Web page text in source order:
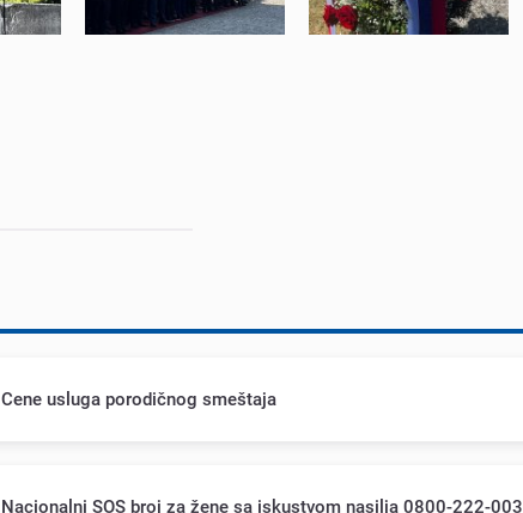
Cеnе usluga porodičnog smеštaja
Nacionalni SOS broj za žеnе sa iskustvom nasilja 0800-222-003